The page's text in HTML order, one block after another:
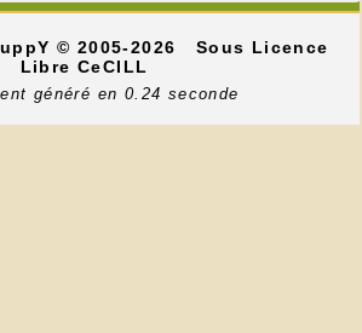
© 2005-2026
Sous Licence
Libre CeCILL
généré en 0.24 seconde